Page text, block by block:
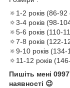
🔅1-2 років (86-92
🔅3-4 років (98-
🔅5-6 років (110-
🔅7-8 років (122-
🔅9-10 років
🔅11-12 років
Пишіть мені
наявності 😉